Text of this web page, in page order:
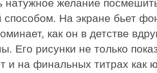
натужное желание
способом. На экране бьет
как он в детстве
Его рисунки не только
и на финальных титрах как